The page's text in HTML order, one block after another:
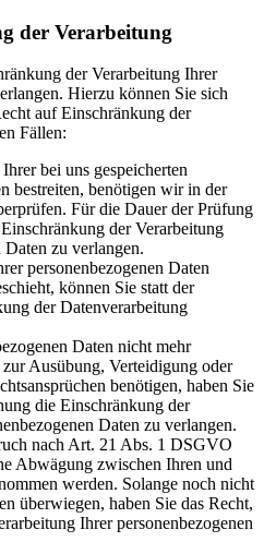
der Verarbeitung
der Verarbeitung Ihrer
Hierzu können Sie sich
auf Einschränkung der
Fällen:
bei uns gespeicherten
bestreiten, benötigen wir in der
Für die Dauer der Prüfung
der Verarbeitung
Daten zu verlangen.
personenbezogenen Daten
können Sie statt der
der Datenverarbeitung
Daten nicht mehr
Ausübung, Verteidigung oder
benötigen, haben Sie
die Einschränkung der
Daten zu verlangen.
nach Art. 21 Abs. 1 DSGVO
Abwägung zwischen Ihren und
werden. Solange noch nicht
überwiegen, haben Sie das Recht,
Ihrer personenbezogenen